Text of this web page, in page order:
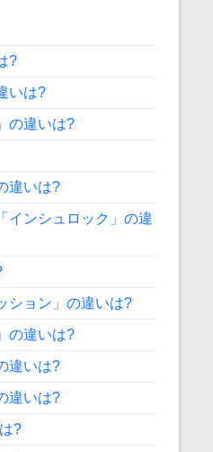
?
いは?
の違いは?
違いは?
インシュロック」の違
ション」の違いは?
の違いは?
違いは?
違いは?
?